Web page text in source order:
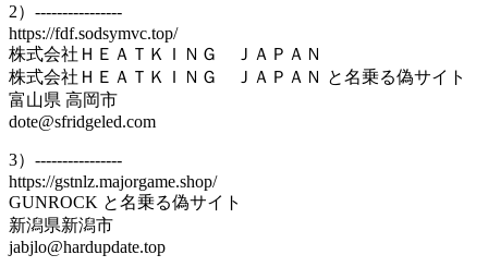
2）----------------
https://fdf.sodsymvc.top/
株式会社ＨＥＡＴＫＩＮＧ ＪＡＰＡＮ
株式会社ＨＥＡＴＫＩＮＧ ＪＡＰＡＮ と名乗る偽サイト
富山県 高岡市
dote@sfridgeled.com
3）----------------
https://gstnlz.majorgame.shop/
GUNROCK と名乗る偽サイト
新潟県新潟市
jabjlo@hardupdate.top